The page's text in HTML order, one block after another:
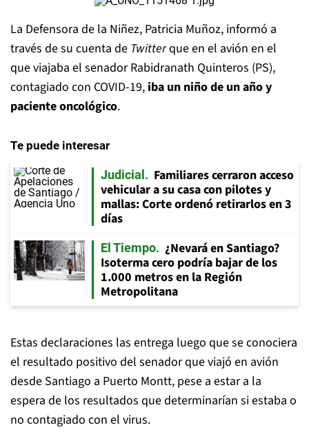
La Defensora de la Niñez, Patricia Muñoz, informó a
través de su cuenta de Twitterque en el avión en el
que viajaba el senador Rabidranath Quinteros (PS),
contagiado con COVID-19, iba un niño de un año y
paciente oncológico.
Te puede interesar
Judicial
Familiares cerraron acceso
vehicular a su casa con pilotes y
mallas: Corte ordenó retirarlos en 3
días
El Tiempo
¿Nevará en Santiago?
Isoterma cero podría bajar de los
1.000 metros en la Región
Metropolitana
Estas declaraciones las entrega luego que se conociera
el resultado positivo del senador que viajó en avión
desde Santiago a Puerto Montt, pese a estar a la
espera de los resultados que determinarían si estaba o
no contagiado con el virus.